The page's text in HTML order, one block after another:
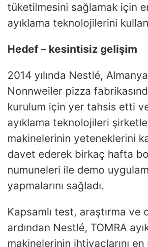
tüketilmesini sağlamak için
ayıklama teknolojilerini
Hedef – kesintisiz gelişim
2014 yılında Nestlé,
Nonnweiler pizza
kurulum için yer tahsis etti
ayıklama teknolojileri
makinelerinin yeteneklerini
davet ederek birkaç hafta
numuneleri ile demo
yapmalarını sağladı.
Kapsamlı test, araştırma ve
ardından Nestlé, TOMRA
makinelerinin ihtiyaçlarını